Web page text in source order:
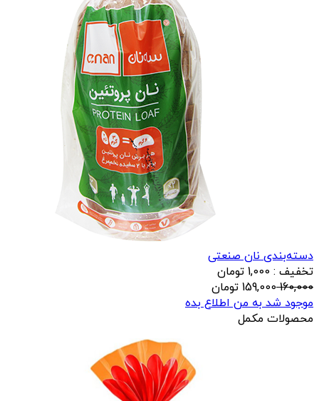
دسته‌بندی نان صنعتی
تخفیف : 1,000 تومان
160,000
159,000 تومان
موجود شد به من اطلاع بده
محصولات مکمل